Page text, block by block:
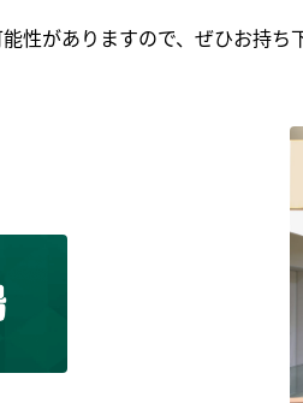
性がありますので、ぜひお持ち